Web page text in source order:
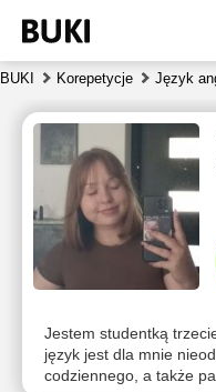
BUKI Korepetycje Język
Jestem studentką
język jest dla mnie
codziennego, a także
7
8
Brak
Brak